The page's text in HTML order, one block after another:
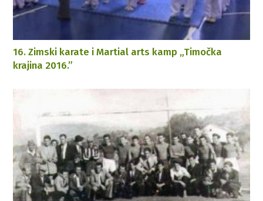
16. Zimski karate i Martial arts kamp „Timočka
krajina 2016.”